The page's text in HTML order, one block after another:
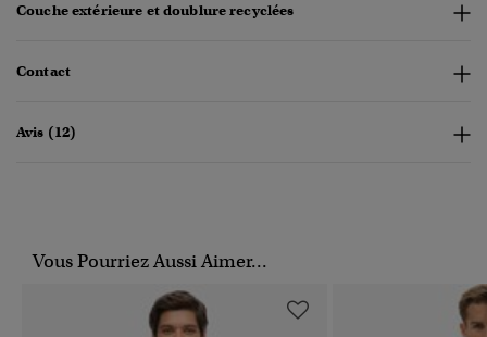
Couche extérieure et doublure recyclées
Contact
Avis (12)
Vous Pourriez Aussi Aimer...